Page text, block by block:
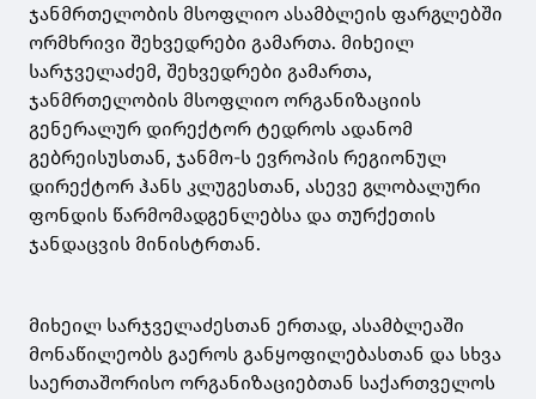
ჯანმრთელობის მსოფლიო ასამბლეის ფარგლებში
ორმხრივი შეხვედრები გამართა. მიხეილ
სარჯველაძემ, შეხვედრები გამართა,
ჯანმრთელობის მსოფლიო ორგანიზაციის
გენერალურ დირექტორ ტედროს ადანომ
გებრეისუსთან, ჯანმო-ს ევროპის რეგიონულ
დირექტორ ჰანს კლუგესთან, ასევე გლობალური
ფონდის წარმომადგენლებსა და თურქეთის
ჯანდაცვის მინისტრთან.
მიხეილ სარჯველაძესთან ერთად, ასამბლეაში
მონაწილეობს გაეროს განყოფილებასთან და სხვა
საერთაშორისო ორგანიზაციებთან საქართველოს